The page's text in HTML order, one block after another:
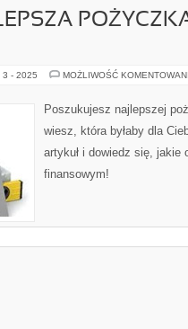
3 - 2025 MOŻLIWOŚĆ
Poszukujesz najlepszej
wiesz, która byłaby dla
artykuł i dowiedz się, jakie
finansowym!